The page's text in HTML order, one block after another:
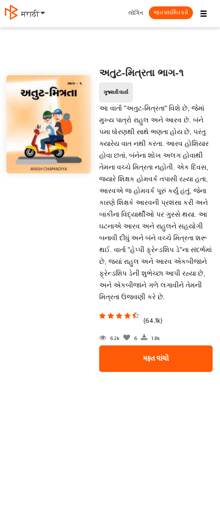
मराठी ☰
લૉગિન મફત પ્રકાશિત કરો
અતુટ-મિત્રતા ભાગ-૧
ગુજરાતી વાર્તા
આ વાર્તા "અતુટ-મિત્રતા" વિશે છે, જેમાં
મુખ્ય પાત્રો રાહુલ અને આરવ છે. બંને
૫મા ધોરણથી સાથે ભણતા હોય છે, પરંતુ
ક્યારેય વાત નથી કરતા. આરવ હોશિયાર
હોવા છતાં, બંનેના શોખ અલગ હોવાથી
તેમના વચ્ચે મિત્રતા નહોતી. એક દિવસ,
જ્યારે શિક્ષક હોમવર્ક તપાસી રહ્યા હતા,
આરવએ જ હોમવર્ક પૂરું કર્યું હતું, જેના
કારણે શિક્ષકે આરવની પ્રશંસા કરી અને
બાકીના વિદ્યાર્થીઓ પર ગુસ્સે થયા. આ
ઘટનાએ આરવ અને રાહુલને સહયોગી
બનાવી દીધું અને બંને વચ્ચે મિત્રતા શરૂ
થઈ. વાર્તા "હેપ્પી ફ્રેન્ડશિપ ડે"ના સંદર્ભમાં
છે, જ્યાં રાહુલ અને આરવ એકબીજાને
ફ્રેન્ડશિપ ડેની શુભેચ્છા આપી રહ્યા છે,
અને એકબીજાને ગળે લગાવીને તેમની
મિત્રતા ઉજવણી કરે છે.
(64.1k)
6.2k 6 1.8k
મફત વાંચો